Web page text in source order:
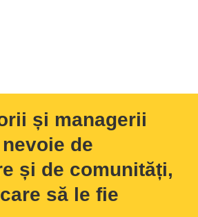
și managerii
de
și de comunități,
să le fie